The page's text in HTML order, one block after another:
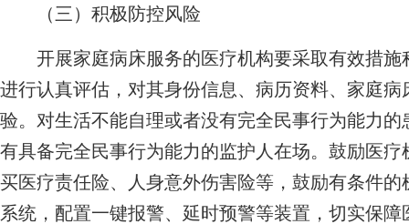
（三）积极防控风险
开展家庭病床服务的医疗机构要采取有效措施
进行认真评估，对其身份信息、病历资料、家庭
验。对生活不能自理或者没有完全民事行为能力
有具备完全民事行为能力的监护人在场。鼓励医
买医疗责任险、人身意外伤害险等，鼓励有条件
系统，配置一键报警、延时预警等装置，切实保